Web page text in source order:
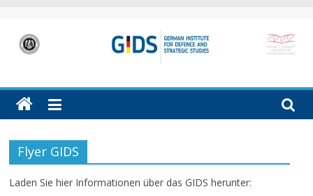
contentGIDS
German
Institute
Defence
and
Strategic
Flyer GIDS
Laden Sie hier Informationen über das GIDS herunter: